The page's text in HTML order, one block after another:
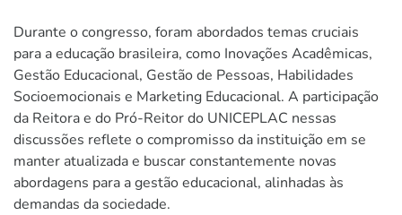
Durante o congresso, foram abordados temas cruciais
para a educação brasileira, como Inovações Acadêmicas,
Gestão Educacional, Gestão de Pessoas, Habilidades
Socioemocionais e Marketing Educacional. A participação
da Reitora e do Pró-Reitor do UNICEPLAC nessas
discussões reflete o compromisso da instituição em se
manter atualizada e buscar constantemente novas
abordagens para a gestão educacional, alinhadas às
demandas da sociedade.